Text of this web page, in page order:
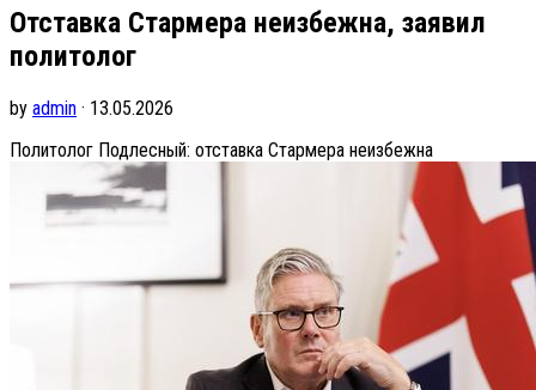
Отставка Стармера неизбежна, заявил
политолог
by admin · 13.05.2026
Политолог Подлесный: отставка Стармера неизбежна